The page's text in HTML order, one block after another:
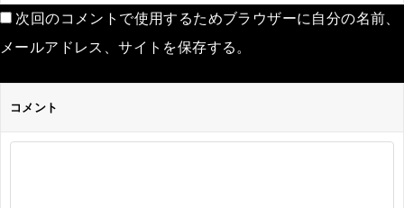
次回のコメントで使用するためブラウザーに自分の名前、
メールアドレス、サイトを保存する。
コメント